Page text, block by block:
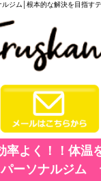
ジム│根本的な解決を目指す
率よく！！体温
ーソナルジム